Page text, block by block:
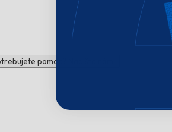
pomoc? Napíšte nám!